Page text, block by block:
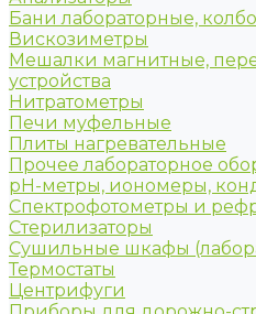
Бани лабораторные,
Вискозиметры
Мешалки магнитные,
устройства
Нитратометры
Печи муфельные
Плиты нагревательные
Прочее лабораторное
рН-метры, иономеры,
Спектрофотометры и
Стерилизаторы
Сушильные шкафы
Термостаты
Центрифуги